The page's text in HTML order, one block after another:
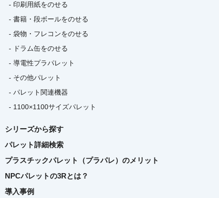
- 印刷用紙をのせる
- 書籍・段ボールをのせる
- 袋物・フレコンをのせる
- ドラム缶をのせる
- 導電性プラパレット
- その他パレット
- パレット関連機器
- 1100×1100サイズパレット
シリーズから探す
パレット詳細検索
プラスチックパレット（プラパレ）のメリット
NPCパレットの3Rとは？
導入事例